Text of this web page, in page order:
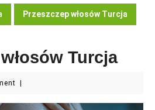
Przeszczep włosów Turcja
Turcja